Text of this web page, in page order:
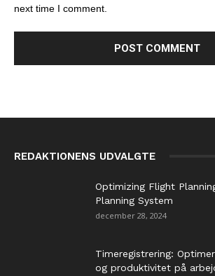
next time I comment.
REDAKTIONENS UDVALGTE
Optimizing Flight
Planning System
december 28, 2024
Timeregistrering:
og produktivitet på